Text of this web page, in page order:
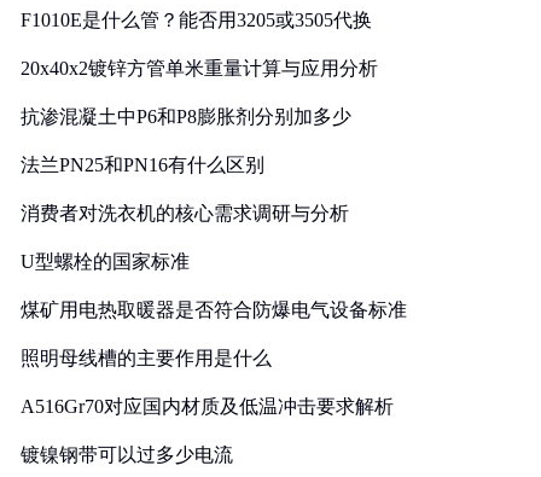
F1010E是什么管？能否用3205或3505代换
20x40x2镀锌方管单米重量计算与应用分析
抗渗混凝土中P6和P8膨胀剂分别加多少
法兰PN25和PN16有什么区别
消费者对洗衣机的核心需求调研与分析
U型螺栓的国家标准
煤矿用电热取暖器是否符合防爆电气设备标准
照明母线槽的主要作用是什么
A516Gr70对应国内材质及低温冲击要求解析
镀镍钢带可以过多少电流